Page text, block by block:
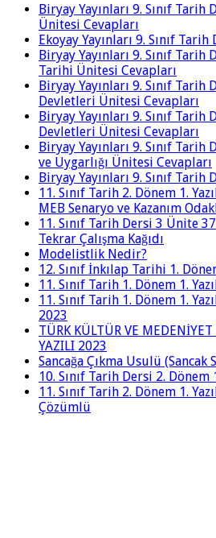
Biryay Yayınları 9. Sınıf
Ünitesi Cevapları
Ekoyay Yayınları 9. Sınıf
Biryay Yayınları 9. Sınıf Tarih
Tarihi Ünitesi Cevapları
Biryay Yayınları 9. Sınıf
Devletleri Ünitesi Cevapları
Biryay Yayınları 9. Sınıf
Devletleri Ünitesi Cevapları
Biryay Yayınları 9. Sınıf
ve Uygarlığı Ünitesi Cevapları
Biryay Yayınları 9. Sınıf Tarih
11. Sınıf Tarih 2. Dönem 1.
MEB Senaryo ve Kazanım
11. Sınıf Tarih Dersi 3 Ünite
Tekrar Çalışma Kağıdı
Modelistlik Nedir?
12. Sınıf İnkılap Tarihi 1.
11. Sınıf Tarih 1. Dönem 1.
11. Sınıf Tarih 1. Dönem 1.
2023
TÜRK KÜLTÜR VE
YAZILI 2023
Sancağa Çıkma Usulü
10. Sınıf Tarih Dersi 2. Dönem
11. Sınıf Tarih 2. Dönem 1.
Çözümlü